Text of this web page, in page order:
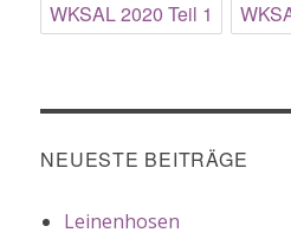
WKSAL 2020 Teil 1
NEUESTE BEITRÄGE
Leinenhosen